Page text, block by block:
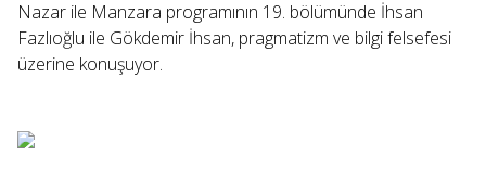
Nazar ile Manzara programının 19. bölümünde İhsan
Fazlıoğlu ile Gökdemir İhsan, pragmatizm ve bilgi felsefesi
üzerine konuşuyor.